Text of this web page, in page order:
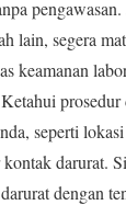
lain, segera
keamanan
Ketahui prosedur
seperti
darurat.
dengan